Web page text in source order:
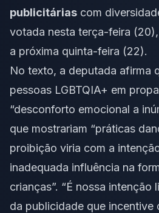
publicitárias com
votada nesta terça-feira
a próxima quinta-feira (22).
No texto, a deputada afirma
pessoas LGBTQIA+ em
“desconforto emocional a
que mostrariam “práticas
proibição viria com a
inadequada influência na
crianças”. “É nossa intenção
da publicidade que incentive